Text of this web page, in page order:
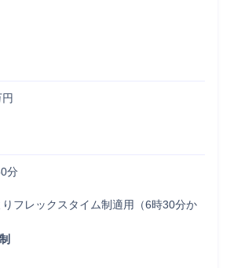
分
フレックスタイム制適用（6時30分か